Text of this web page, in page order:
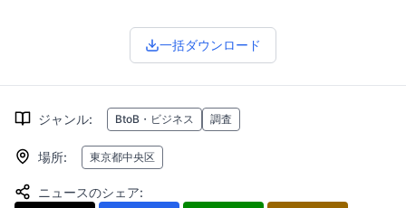
一括ダウンロード
ジャンル: BtoB・ビジネス 調査
場所: 東京都中央区
ニュースのシェア: